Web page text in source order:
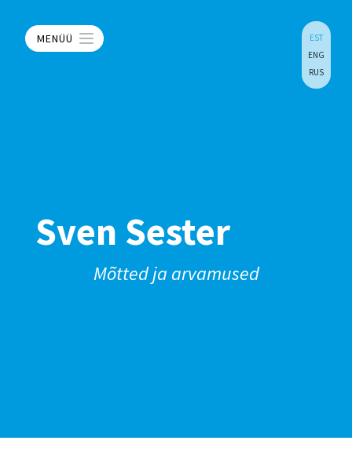
MENÜÜ
EST
ENG
RUS
Sven Sester
Mõtted ja arvamused